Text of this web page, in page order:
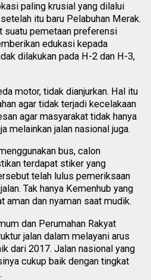
paling krusial yang dilalui
itu baru Pelabuhan Merak.
suatu pemetaan preferensi
edukasi kepada
dilakukan pada H-2 dan H-3,
motor, tidak dianjurkan. Hal itu
agar tidak terjadi kecelakaan
agar masyarakat tidak hanya
melainkan jalan nasional juga.
bus, calon
terdapat stiker yang
telah lulus pemeriksaan
Tak hanya Kemenhub yang
aman dan nyaman saat mudik.
dan Perumahan Rakyat
jalan dalam melayani arus
dari 2017. Jalan nasional yang
cukup baik dengan tingkat